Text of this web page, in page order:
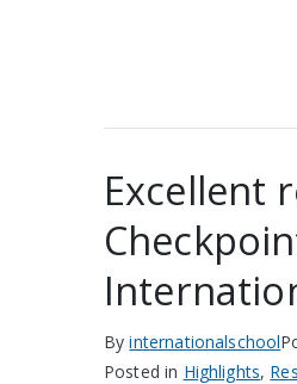
Excellent
Byinternationalschool
Posted in Highlights,